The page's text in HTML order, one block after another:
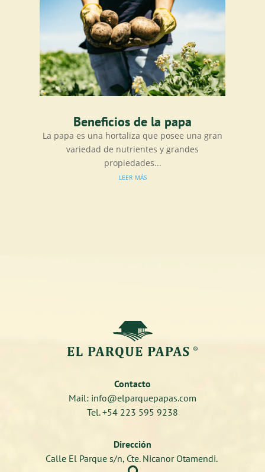
Beneficios de la papa
La papa es una hortaliza que posee una gran
variedad de nutrientes y grandes
propiedades...
leer más
Contacto
Mail: info@elparquepapas.com
Tel. +54 223 595 9238
Dirección
Calle El Parque s/n, Cte. Nicanor Otamendi.